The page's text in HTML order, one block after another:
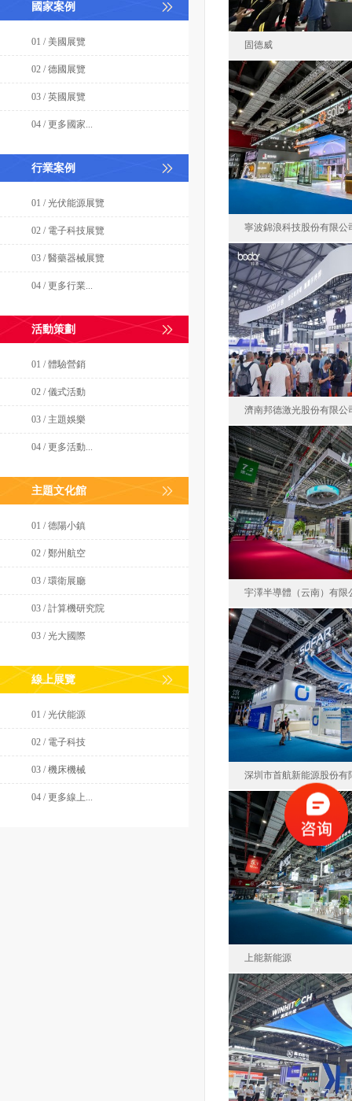
國家案例
01 / 美國展覽
02 / 德國展覽
03 / 英國展覽
04 / 更多國家...
行業案例
01 / 光伏能源展覽
02 / 電子科技展覽
03 / 醫藥器械展覽
04 / 更多行業...
活動策劃
01 / 體驗營銷
02 / 儀式活動
03 / 主題娛樂
04 / 更多活動...
主題文化館
01 / 德陽小鎮
02 / 鄭州航空
03 / 環衛展廳
03 / 計算機研究院
03 / 光大國際
線上展覽
01 / 光伏能源
02 / 電子科技
03 / 機床機械
04 / 更多線上...
固德威
固德
澳大利亞
面積
寧波錦浪科技股份有限公
寧波錦浪科技
中國
面積
濟南邦德激光股份有限公
濟南邦德激光
中國
面積
宇澤半導體（云南）有限
宇澤半導體（云
中國
面積
深圳市首航新能源股份有
深圳市首航新能
中國
面積
上能新能源
上能電氣股份有限公
中國
面積